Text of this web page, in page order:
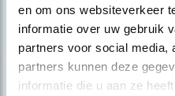
en om ons websiteverkeer
informatie over uw gebruik
partners voor social media,
partners kunnen deze
informatie die u aan ze